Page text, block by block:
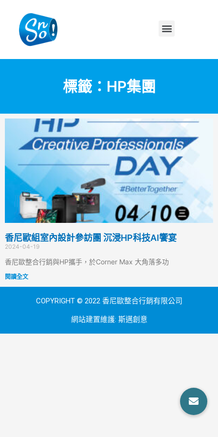
標籤：HP集團
香尼歐組室內設計參訪團 沉浸HP科技AI饗宴
2024-04-19
香尼歐整合行銷與HP攜手，於Corner Max 大角落多功
閱讀全文
COPYRIGHT © 2022 香尼歐整合行銷有限公司
網站建置維護: 斯邁創意